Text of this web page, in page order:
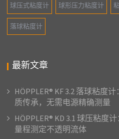
球压式粘度计 球形压力粘度计
落球粘度计
最新文章
HÖPPLER® KF 3.2 落球粘度
质传承，无需电源精确测量
HÖPPLER® KD 3.1 球压粘度
量程测定不透明流体